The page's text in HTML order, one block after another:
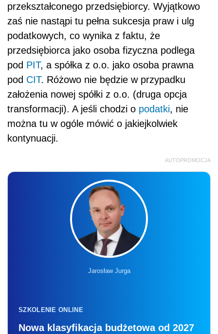
przekształconego przedsiębiorcy. Wyjątkowo
zaś nie nastąpi tu pełna sukcesja praw i ulg
podatkowych, co wynika z faktu, że
przedsiębiorca jako osoba fizyczna podlega
pod PIT, a spółka z o.o. jako osoba prawna
pod CIT. Różowo nie będzie w przypadku
założenia nowej spółki z o.o. (druga opcja
transformacji). A jeśli chodzi o podatki, nie
można tu w ogóle mówić o jakiejkolwiek
kontynuacji.
AUTOPROMOCJA
Jarosław Jurga
SZKOLENIE ONLINE
Nowa klasyfikacja budżetowa od 2027